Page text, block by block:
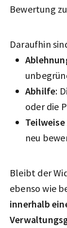
Bewertung
Daraufhin
Abhilfe:
oder die
neu
Bleibt der
ebenso wie
innerhalb